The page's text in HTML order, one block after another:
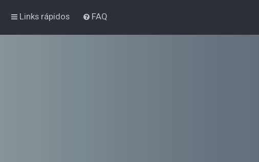
Links rápidos FAQ